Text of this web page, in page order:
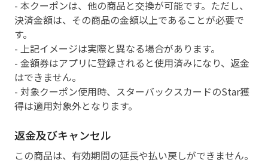
- 本クーポンは、他の商品と交換が可能です。ただし、
決済金額は、その商品の金額以上であることが必要で
す。
- 上記イメージは実際と異なる場合があります。
- 金額券はアプリに登録されると使用済みになり、返金
はできません。
- 対象クーポン使用時、スターバックスカードのStar獲
得は適用対象外となります。
返金及びキャンセル
この商品は、有効期間の延長や払い戻しができません。